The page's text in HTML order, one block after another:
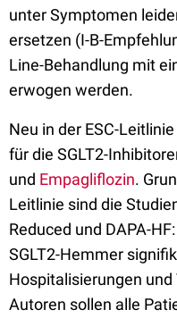
unter Symptomen
ersetzen (I-B-
Line-Behandlung mit
erwogen werden.
Neu in der ESC-
für die SGLT2-
und Empagliflozin.
Leitlinie sind die
Reduced und DAPA-
SGLT2-Hemmer
Hospitalisierungen
Autoren sollen alle